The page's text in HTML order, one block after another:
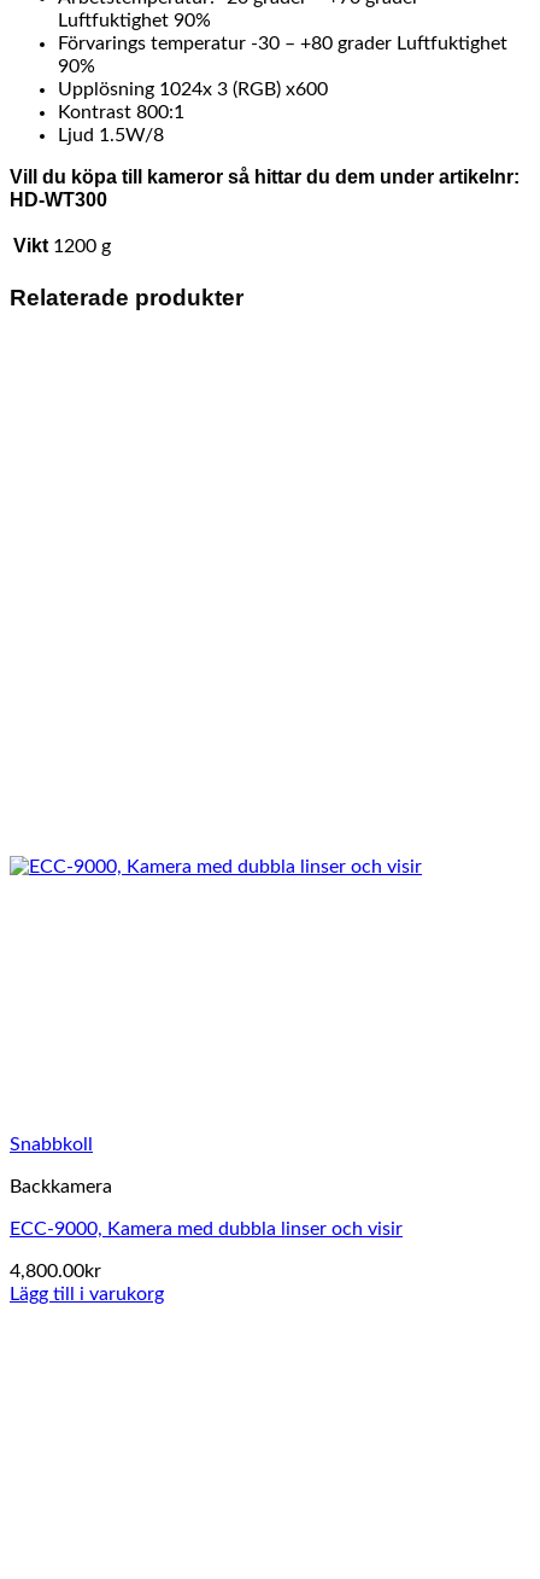
Luftfuktighet 90%
Förvarings temperatur -30 – +80 grader Luftfuktighet
90%
Upplösning 1024x 3 (RGB) x600
Kontrast 800:1
Ljud 1.5W/8
Vill du köpa till kameror så hittar du dem under artikelnr:
HD-WT300
Vikt 1200 g
Relaterade produkter
Snabbkoll
Backkamera
ECC-9000, Kamera med dubbla linser och visir
4,800.00kr
Lägg till i varukorg